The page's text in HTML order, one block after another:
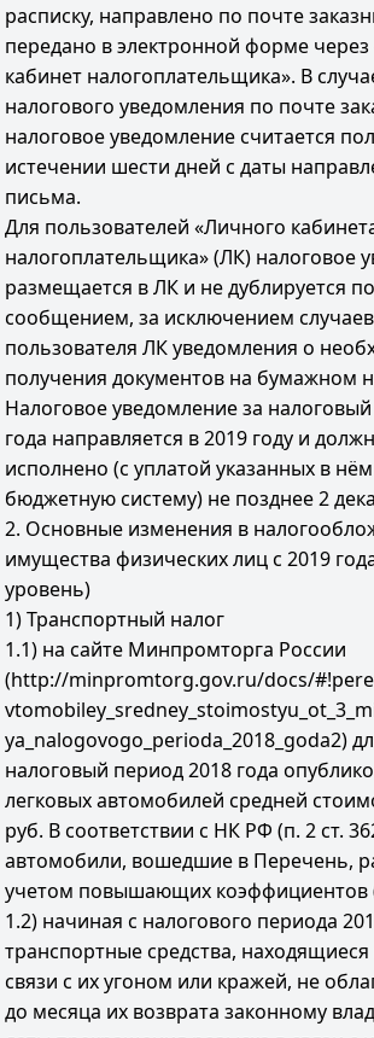
расписку, направлено по почте
передано в электронной форме
кабинет налогоплательщика». В
налогового уведомления по почте
налоговое уведомление считается
истечении шести дней с даты
письма.
Для пользователей «Личного
налогоплательщика» (ЛК) налоговое
размещается в ЛК и не дублируется
сообщением, за исключением
пользователя ЛК уведомления о
получения документов на бумажном
Налоговое уведомление за
года направляется в 2019 году и
исполнено (с уплатой указанных в
бюджетную систему) не позднее 2
2. Основные изменения в
имущества физических лиц с 2019
уровень)
1) Транспортный налог
1.1) на сайте Минпромторга России
(http://minpromtorg.gov.ru/docs/
ya_nalogovogo_perioda_2018_goda2)
налоговый период 2018 года
легковых автомобилей средней
руб. В соответствии с НК РФ (п. 2 ст.
автомобили, вошедшие в Перечень,
учетом повышающих коэффициентов
1.2) начиная с налогового периода
транспортные средства, находящиеся
связи с их угоном или кражей, не
до месяца их возврата законному